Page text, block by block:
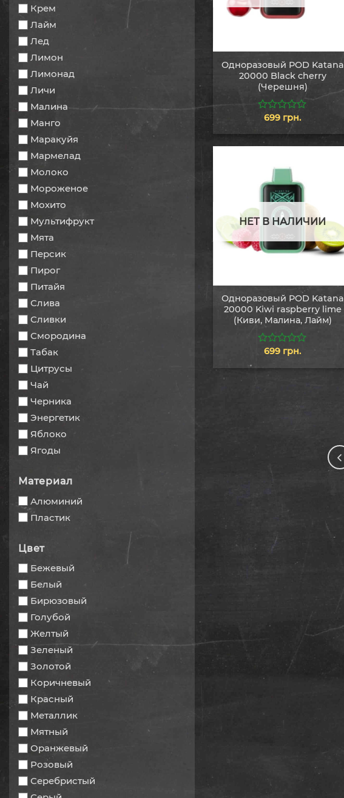
Крем
Лайм
Лед
Лимон
Лимонад
Личи
Малина
Манго
Маракуйя
Мармелад
Молоко
Мороженое
Мохито
Мультифрукт
Мята
Персик
Пирог
Питайя
Слива
Сливки
Смородина
Табак
Цитрусы
Чай
Черника
Энергетик
Яблоко
Ягоды
Материал
Алюминий
Пластик
Цвет
Бежевый
Белый
Бирюзовый
Голубой
Желтый
Зеленый
Золотой
Коричневый
Красный
Металлик
Мятный
Оранжевый
Розовый
Серебристый
Одноразовый POD Katana
20000 Black cherry
(Черешня)
699 грн.
НЕТ В НАЛИЧИИ
Одноразовый POD Katana
20000 Kiwi raspberry lime
(Киви, Малина, Лайм)
5
699 грн.